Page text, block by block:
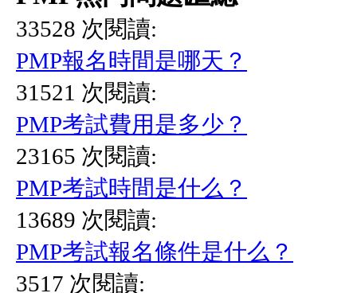
33528 次閱讀:
PMP報名時間是哪天？
31521 次閱讀:
PMP考試費用是多少？
23165 次閱讀:
PMP考試時間是什么？
13689 次閱讀:
PMP考試報名條件是什么？
3517 次閱讀: